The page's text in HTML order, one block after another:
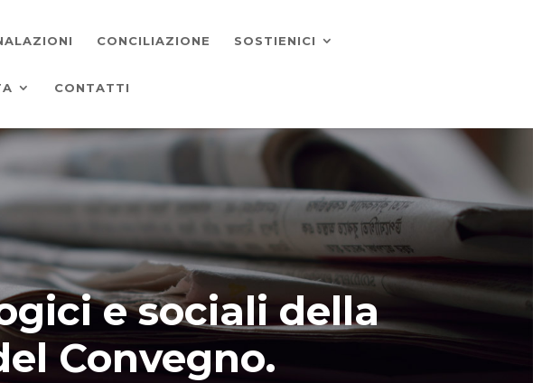
CONCILIAZIONE SOSTIENICI
CONTATTI
e sociali della
Convegno.